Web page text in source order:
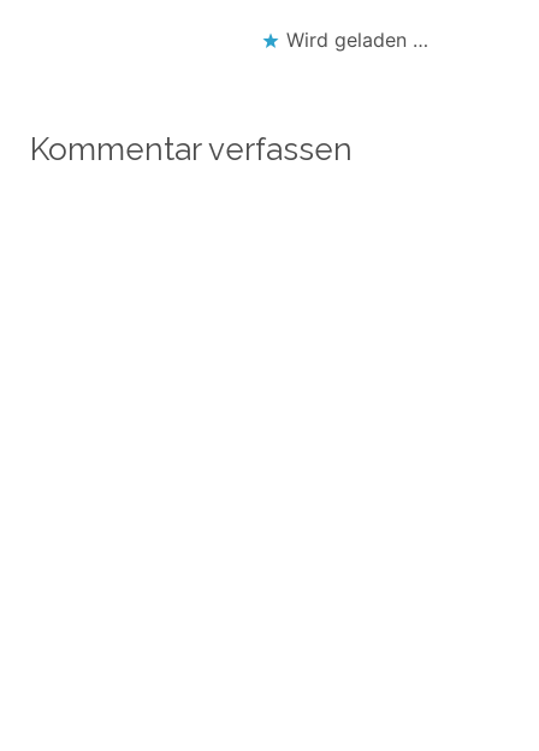
Wird geladen …
Kommentar verfassen